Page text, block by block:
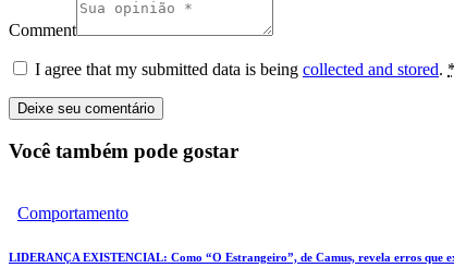
Comment
I agree that my submitted data is being collected and stored. *
Você também pode gostar
Comportamento
LIDERANÇA EXISTENCIAL: Como “O Estrangeiro”, de Camus, revela erros que